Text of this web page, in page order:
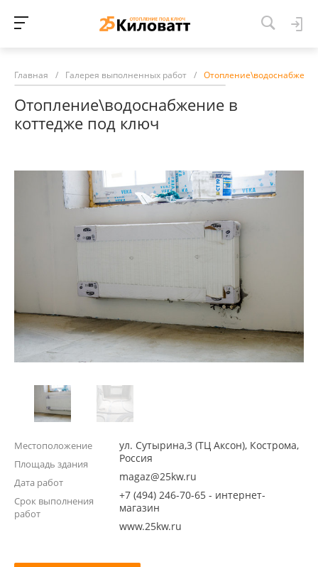
Главная / Галерея выполненных работ /
Отопление\водоснабжение в
коттедже под ключ
Местоположение
Площадь здания
Дата работ
Срок выполнения
работ
ул. Сутырина,3 (ТЦ Аксон), Кострома,
Россия
magaz@25kw.ru
+7 (494) 246-70-65 - интернет-
магазин
www.25kw.ru